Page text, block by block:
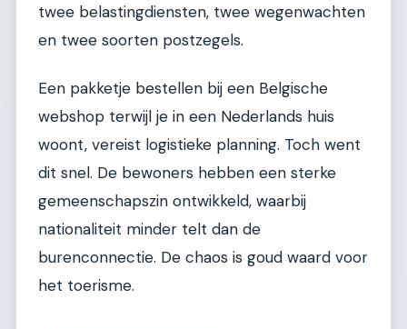
twee belastingdiensten, twee wegenwachten
en twee soorten postzegels.
Een pakketje bestellen bij een Belgische
webshop terwijl je in een Nederlands huis
woont, vereist logistieke planning. Toch went
dit snel. De bewoners hebben een sterke
gemeenschapszin ontwikkeld, waarbij
nationaliteit minder telt dan de
burenconnectie. De chaos is goud waard voor
het toerisme.